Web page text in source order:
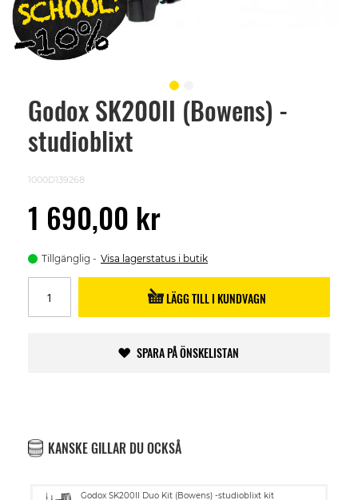
Godox SK200II (Bowens) -
studioblixt
1000D139268
1 690,00 kr
Tillgänglig Visa lagerstatus i butik
LÄGG TILL I KUNDVAGN
SPARA PÅ ÖNSKELISTAN
KANSKE GILLAR DU OCKSÅ
Godox SK200II Duo Kit (Bowens) -studioblixt kit
Skip
beginning
images